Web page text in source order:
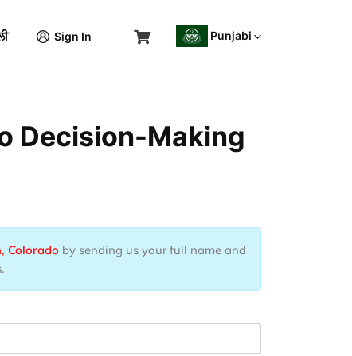
Sign In Punjabi
Decision-Making
Colorado by sending us your full name and